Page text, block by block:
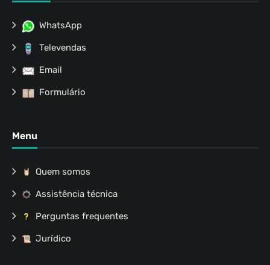
WhatsApp
Televendas
Email
Formulário
Menu
Quem somos
Assistência técnica
Perguntas frequentes
Jurídico